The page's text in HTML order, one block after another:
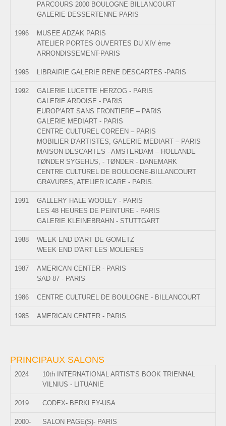
PARCOURS 2000 BOULOGNE BILLANCOURT
GALERIE DESSERTENNE PARIS
1996
MUSEE ADZAK PARIS
ATELIER PORTES OUVERTES DU XIV ème
ARRONDISSEMENT-PARIS
1995 LIBRAIRIE GALERIE RENE DESCARTES -PARIS
1992
GALERIE LUCETTE HERZOG - PARIS
GALERIE ARDOISE - PARIS
EUROP'ART SANS FRONTIERE – PARIS
GALERIE MEDIART - PARIS
CENTRE CULTUREL COREEN – PARIS
MOBILIER D'ARTISTES, GALERIE MEDIART – PARIS
MAISON DESCARTES - AMSTERDAM – HOLLANDE
TØNDER SYGEHUS, - TØNDER - DANEMARK
CENTRE CULTUREL DE BOULOGNE-BILLANCOURT
GRAVURES, ATELIER ICARE - PARIS.
1991
GALLERY HALE WOOLEY - PARIS
LES 48 HEURES DE PEINTURE - PARIS
GALERIE KLEINEBRAHN - STUTTGART
1988
WEEK END D'ART DE GOMETZ
WEEK END D'ART LES MOLIERES
1987
AMERICAN CENTER - PARIS
SAD 87 - PARIS
1986 CENTRE CULTUREL DE BOULOGNE - BILLANCOURT
1985 AMERICAN CENTER - PARIS
PRINCIPAUX SALONS
2024
10th INTERNATIONAL ARTIST'S BOOK TRIENNAL
VILNIUS - LITUANIE
2019 CODEX- BERKLEY-USA
2000-
SALON PAGE(S)- PARIS